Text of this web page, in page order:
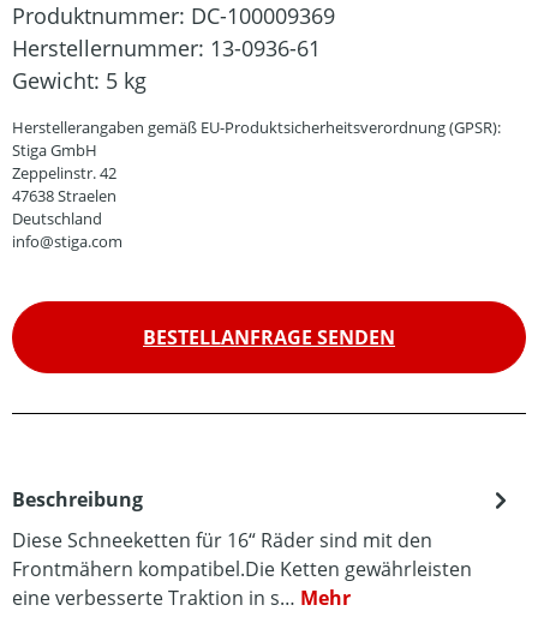
Produktnummer: DC-100009369
Herstellernummer: 13-0936-61
Gewicht: 5 kg
Herstellerangaben gemäß EU-Produktsicherheitsverordnung (GPSR):
Stiga GmbH
Zeppelinstr. 42
47638 Straelen
Deutschland
info@stiga.com
BESTELLANFRAGE SENDEN
Beschreibung
Diese Schneeketten für 16“ Räder sind mit den
Frontmähern kompatibel.Die Ketten gewährleisten
eine verbesserte Traktion in s… Mehr